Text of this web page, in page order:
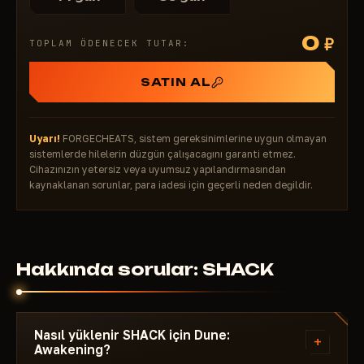
TOPLAM ÖDENECEK TUTAR: 0 ₽
SATIN AL
Uyarı! FORGECHEATS, sistem gereksinimlerine uygun olmayan
sistemlerde hilelerin düzgün çalışacağını garanti etmez.
Cihazınızın yetersiz veya uyumsuz yapılandırmasından
kaynaklanan sorunlar, para iadesi için geçerli neden değildir.
Hakkında sorular: SHACK
Nasıl yüklenir SHACK için Dune:
Awakening?
+